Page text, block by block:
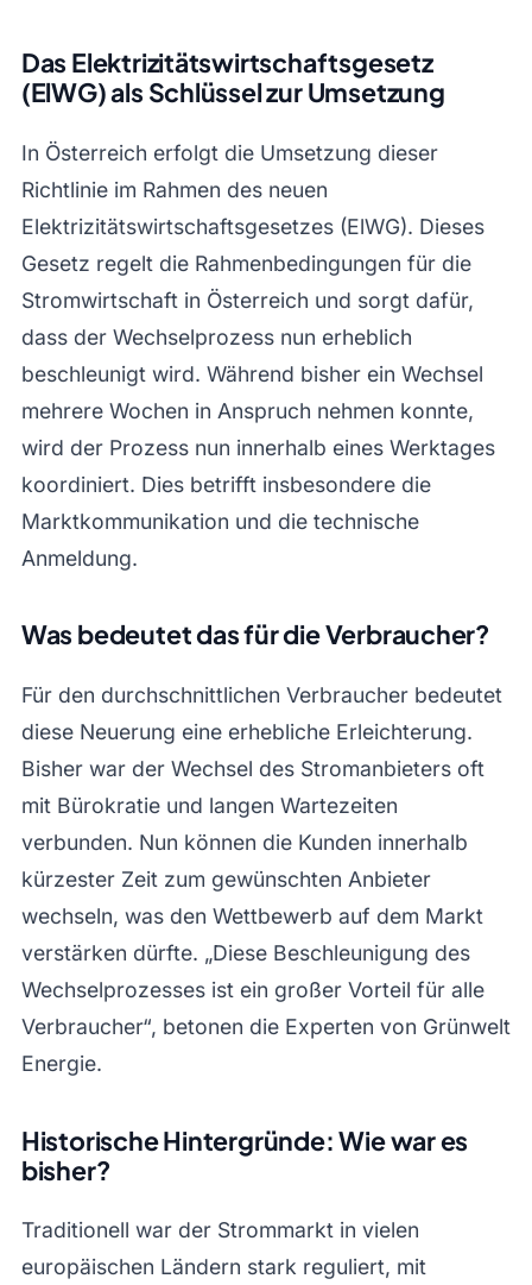
Das Elektrizitätswirtschaftsgesetz
(ElWG) als Schlüssel zur Umsetzung
In Österreich erfolgt die Umsetzung dieser
Richtlinie im Rahmen des neuen
Elektrizitätswirtschaftsgesetzes (ElWG). Dieses
Gesetz regelt die Rahmenbedingungen für die
Stromwirtschaft in Österreich und sorgt dafür,
dass der Wechselprozess nun erheblich
beschleunigt wird. Während bisher ein Wechsel
mehrere Wochen in Anspruch nehmen konnte,
wird der Prozess nun innerhalb eines Werktages
koordiniert. Dies betrifft insbesondere die
Marktkommunikation und die technische
Anmeldung.
Was bedeutet das für die Verbraucher?
Für den durchschnittlichen Verbraucher bedeutet
diese Neuerung eine erhebliche Erleichterung.
Bisher war der Wechsel des Stromanbieters oft
mit Bürokratie und langen Wartezeiten
verbunden. Nun können die Kunden innerhalb
kürzester Zeit zum gewünschten Anbieter
wechseln, was den Wettbewerb auf dem Markt
verstärken dürfte. „Diese Beschleunigung des
Wechselprozesses ist ein großer Vorteil für alle
Verbraucher“, betonen die Experten von Grünwelt
Energie.
Historische Hintergründe: Wie war es
bisher?
Traditionell war der Strommarkt in vielen
europäischen Ländern stark reguliert, mit